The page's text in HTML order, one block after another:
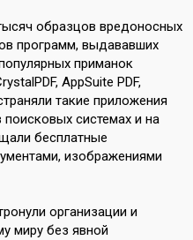
образцов вредоносных
программ, выдававших
приманок
AppSuite PDF,
такие приложения
системах и на
бесплатные
изображениями
организации и
миру без явной